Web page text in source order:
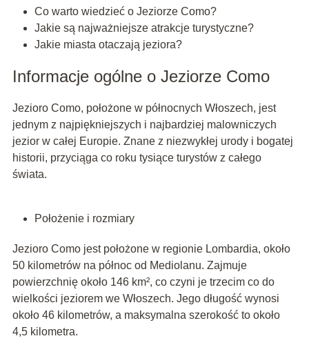
Co warto wiedzieć o Jeziorze Como?
Jakie są najważniejsze atrakcje turystyczne?
Jakie miasta otaczają jeziora?
Informacje ogólne o Jeziorze Como
Jezioro Como, położone w północnych Włoszech, jest
jednym z najpiękniejszych i najbardziej malowniczych
jezior w całej Europie. Znane z niezwykłej urody i bogatej
historii, przyciąga co roku tysiące turystów z całego
świata.
Położenie i rozmiary
Jezioro Como jest położone w regionie Lombardia, około
50 kilometrów na północ od Mediolanu. Zajmuje
powierzchnię około 146 km², co czyni je trzecim co do
wielkości jeziorem we Włoszech. Jego długość wynosi
około 46 kilometrów, a maksymalna szerokość to około
4,5 kilometra.